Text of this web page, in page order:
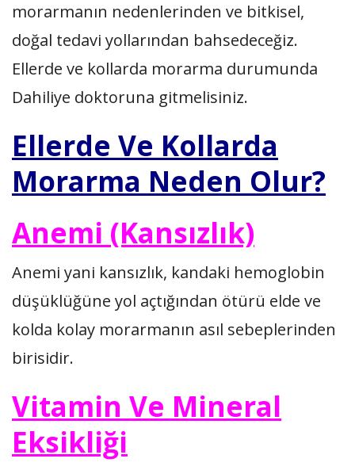
morarmanın nedenlerinden ve bitkisel,
doğal tedavi yollarından bahsedeceğiz.
Ellerde ve kollarda morarma durumunda
Dahiliye doktoruna gitmelisiniz.
Ellerde Ve Kollarda
Morarma Neden Olur?
Anemi (Kansızlık)
Anemi yani kansızlık, kandaki hemoglobin
düşüklüğüne yol açtığından ötürü elde ve
kolda kolay morarmanın asıl sebeplerinden
birisidir.
Vitamin Ve Mineral
Eksikliği